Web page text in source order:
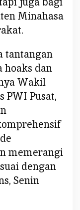
Minahasa
tantangan
hoaks dan
Wakil
PWI Pusat,
memerangi
dengan
Senin